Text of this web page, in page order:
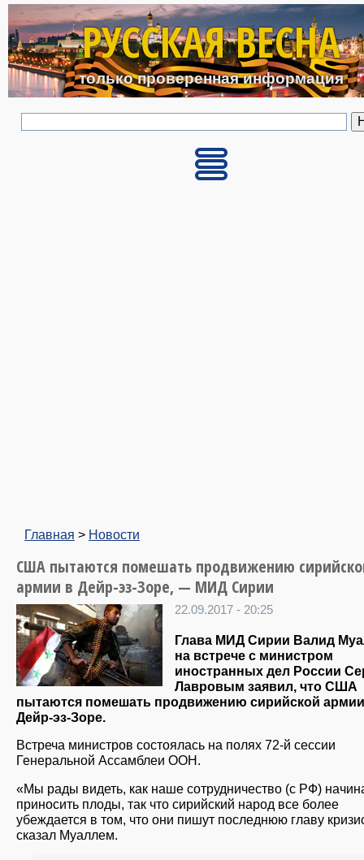
Перейти к основному
РУССКАЯ ВЕСНА
только проверенная информация
Главная > Новости
США пытаются помешать продвижению
армии в Дейр-эз-Зоре, — МИД Сирии
22.09.2017 - 20:25
Глава МИД Сирии Валид
на встрече с министром
иностранных дел России
Лавровым заявил, что США
пытаются помешать продвижению сирийской
Дейр-эз-Зоре.
Встреча министров состоялась на полях 72-й сессии
Генеральной Ассамблеи ООН.
«Мы рады видеть, как наше сотрудничество (с РФ)
приносить плоды, так что сирийский народ все более
убеждается в том, что они пишут последнюю главу
сказал Муаллем.